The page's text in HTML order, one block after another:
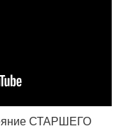
СТАРШЕГО